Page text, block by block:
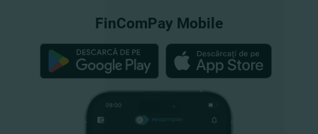
FinComPay Mobile